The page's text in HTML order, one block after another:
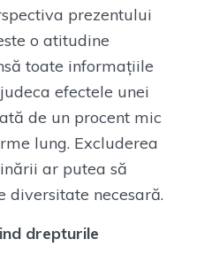
prezentului
o atitudine
toate informațiile
efectele unei
de un procent mic
lung. Excluderea
ar putea să
diversitate necesară.
drepturile